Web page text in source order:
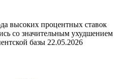
высоких процентных ставок
со значительным ухудшением
базы 22.05.2026